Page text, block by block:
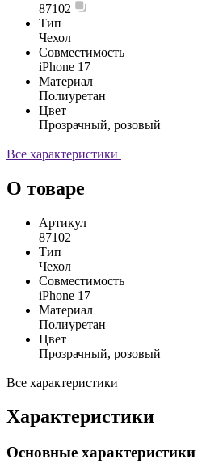
87102
Тип
Чехол
Совместимость
iPhone 17
Материал
Полиуретан
Цвет
Прозрачный, розовый
Все характеристики
О товаре
Артикул
87102
Тип
Чехол
Совместимость
iPhone 17
Материал
Полиуретан
Цвет
Прозрачный, розовый
Все характеристики
Характеристики
Основные характеристики